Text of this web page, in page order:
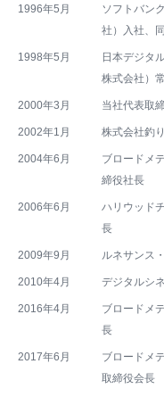
1996年5月
ソフトバン
社）入社、
1998年5月
日本デジタ
株式会社）
2000年3月 当社代表取
2002年1月 株式会社釣
2004年6月
ブロードメ
締役社長
2006年6月
ハリウッド
長
2009年9月 ルネサンス
2010年4月 デジタルシ
2016年4月
ブロードメ
長
2017年6月
ブロードメ
取締役会長